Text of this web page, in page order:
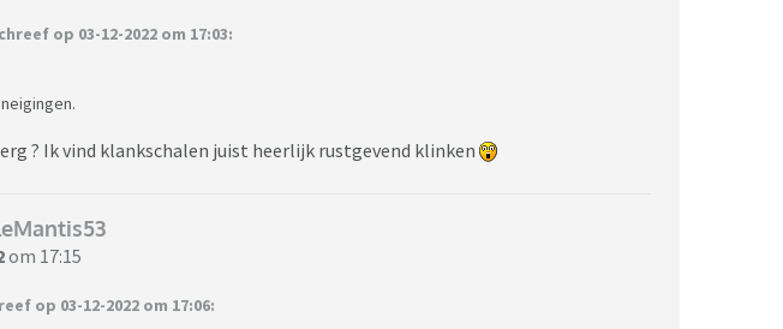
op 03-12-2022 om 17:03:
? Ik vind klankschalen juist heerlijk rustgevend klinken
om 17:15
op 03-12-2022 om 17:06: